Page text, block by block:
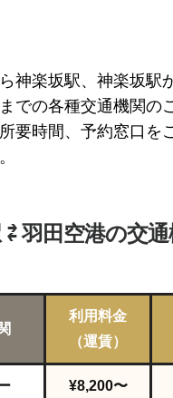
神楽坂駅、神楽坂駅
での各種交通機関の
要時間、予約窓口を
⇄ 羽田空港の交
利用料金
（運賃）
¥8,200〜